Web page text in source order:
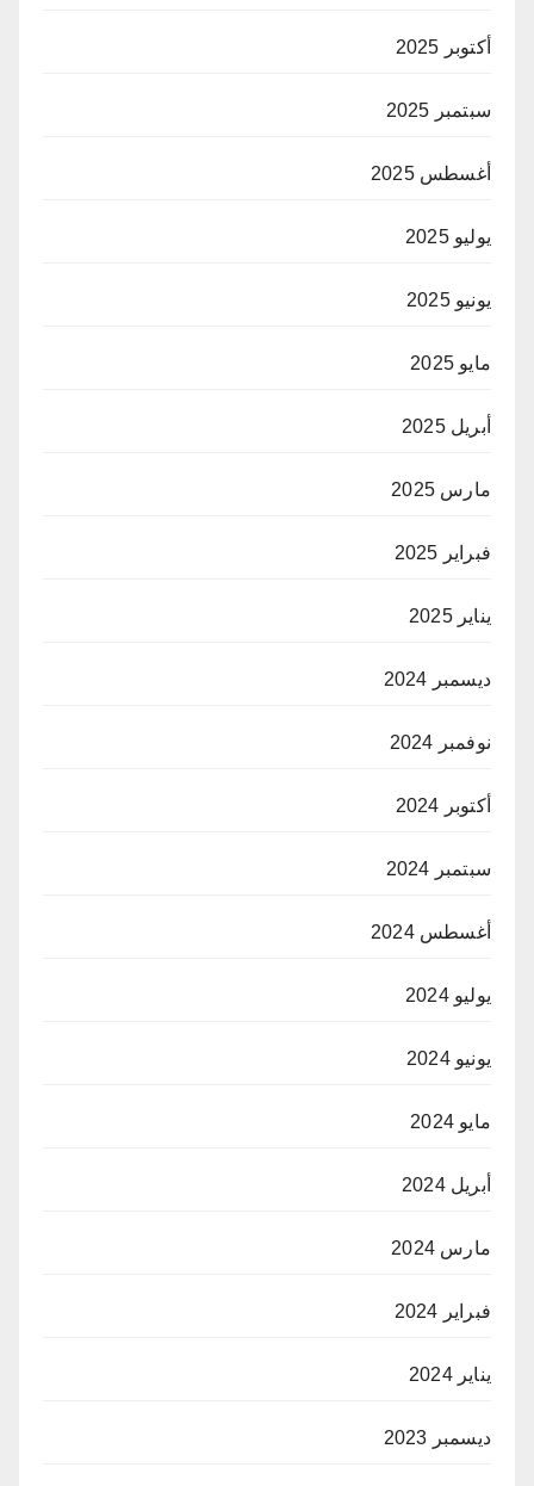
أكتوبر 2025
سبتمبر 2025
أغسطس 2025
يوليو 2025
يونيو 2025
مايو 2025
أبريل 2025
مارس 2025
فبراير 2025
يناير 2025
ديسمبر 2024
نوفمبر 2024
أكتوبر 2024
سبتمبر 2024
أغسطس 2024
يوليو 2024
يونيو 2024
مايو 2024
أبريل 2024
مارس 2024
فبراير 2024
يناير 2024
ديسمبر 2023